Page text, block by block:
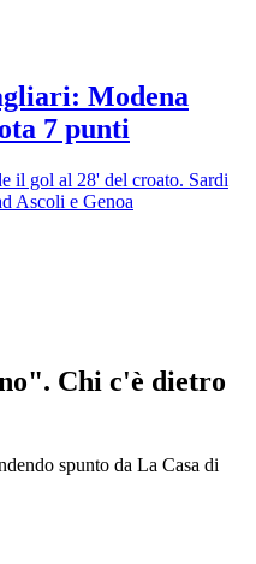
Modena
7 punti
il gol al 28' del croato. Sardi
Ascoli e Genoa
Chi c'è dietro
spunto da La Casa di